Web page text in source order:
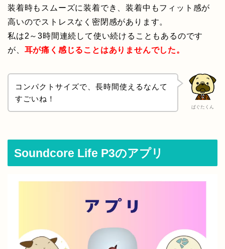
装着時もスムーズに装着でき、装着中もフィット感が
高いのでストレスなく密閉感があります。
私は2～3時間連続して使い続けることもあるのです
が、 耳が痛く感じることはありませんでした。
ぱぐたくん
コンパクトサイズで、長時間使えるなんて
すごいね！
Soundcore Life P3のアプリ